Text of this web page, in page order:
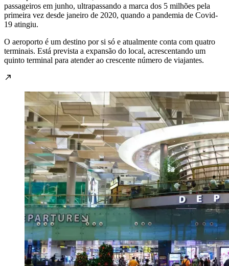
passageiros em junho, ultrapassando a marca dos 5 milhões pela
primeira vez desde janeiro de 2020, quando a pandemia de Covid-
19 atingiu.
O aeroporto é um destino por si só e atualmente conta com quatro
terminais. Está prevista a expansão do local, acrescentando um
quinto terminal para atender ao crescente número de viajantes.